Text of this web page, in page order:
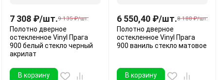
7 308 ₽/шт.9 135 ₽/шт.
Полотно дверное
остекленное Vinyl Прага
900 белый стекло черный
акрилат
В корзину
6 550,40 ₽/шт.8 188 ₽/шт.
Полотно дверное
остекленное Vinyl Прага
900 ваниль стекло матовое
В корзину